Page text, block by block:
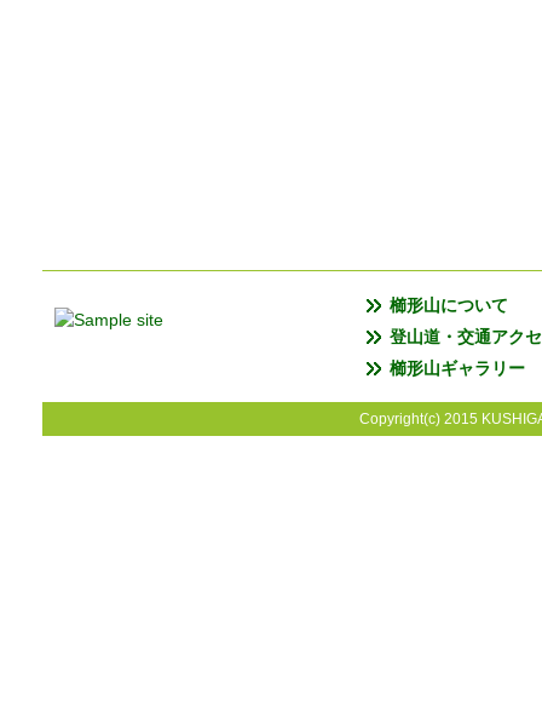
櫛形山について
登山道・交通アク
櫛形山ギャラリー
Copyright(c) 2015